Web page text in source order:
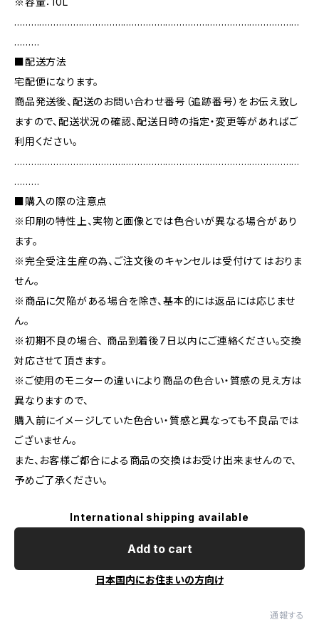
…………………………………………………………………………………………
………
■配送方法
宅配便になります。
商品発送後、配送のお問い合わせ番号（追跡番号）をお伝え致し
ますので、配送状況の確認、配送日時の指定・変更等があればご
利用ください。
…………………………………………………………………………………………
………
■購入の際の注意点
※印刷の特性上、実物と画像とでは色合いが異なる場合があり
ます。
※完全受注生産の為、ご注文後のキャンセルは受付けてはおりま
せん。
※商品に欠陥がある場合を除き、基本的には返品には応じませ
ん。
※初期不良の場合、 商品到着後7日以内にご連絡ください。交換
対応させて頂きます。
※ご使用のモニターの違いにより商品の色合い・質感の見え方は
異なりますので、
購入前にイメージしていた色合い・質感と異なっても不良品では
ございません。
また、お客様ご都合による商品の交換はお受け出来ませんので、
予めご了承ください。
International shipping available
Add to cart
日本国内にお住まいの方向け
通報する